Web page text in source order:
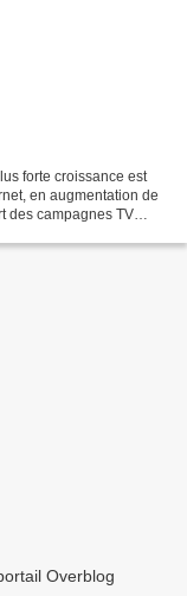
forte croissance est
en augmentation de
des campagnes TV
Overblog